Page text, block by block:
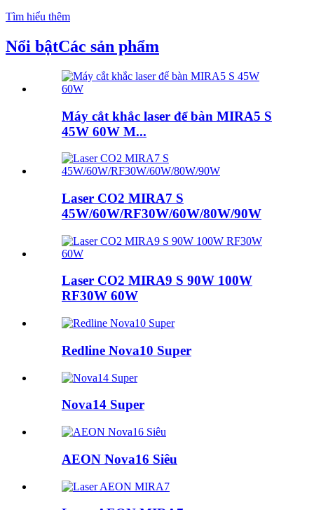
Tìm hiểu thêm
Nổi bậtCác sản phẩm
Máy cắt khắc laser để bàn MIRA5 S
45W 60W M...
Laser CO2 MIRA7 S
45W/60W/RF30W/60W/80W/90W
Laser CO2 MIRA9 S 90W 100W
RF30W 60W
Redline Nova10 Super
Nova14 Super
AEON Nova16 Siêu